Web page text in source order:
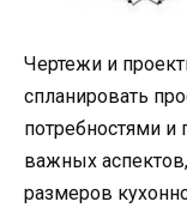
Чертежи и
спланировать
потребностями и
важных
размеров